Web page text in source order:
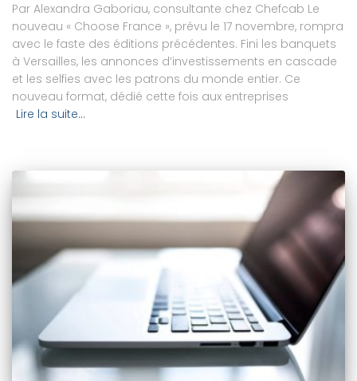
Par Alexandra Gaboriau, consultante chez Chefcab Le
nouveau « Choose France », prévu le 17 novembre, rompra
avec le faste des éditions précédentes. Fini les banquets
à Versailles, les annonces d’investissements en cascade
et les selfies avec les patrons du monde entier. Ce
nouveau format, dédié cette fois aux entreprises
Lire la suite…